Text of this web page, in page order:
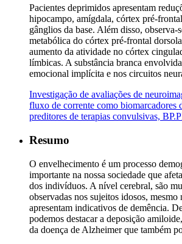
Pacientes deprimidos apresentam
hipocampo, amígdala, córtex pré-
gânglios da base. Além disso, observa-
metabólica do córtex pré-frontal
aumento da atividade no córtex
límbicas. A substância branca
emocional implícita e nos circuitos
Investigação de avaliações de
fluxo de corrente como biomarcadores
preditores de terapias convulsivas,
Resumo
O envelhecimento é um processo
importante na nossa sociedade que
dos indivíduos. A nível cerebral, são
observadas nos sujeitos idosos, mesmo
apresentam indicativos de demência.
podemos destacar a deposição
da doença de Alzheimer que também